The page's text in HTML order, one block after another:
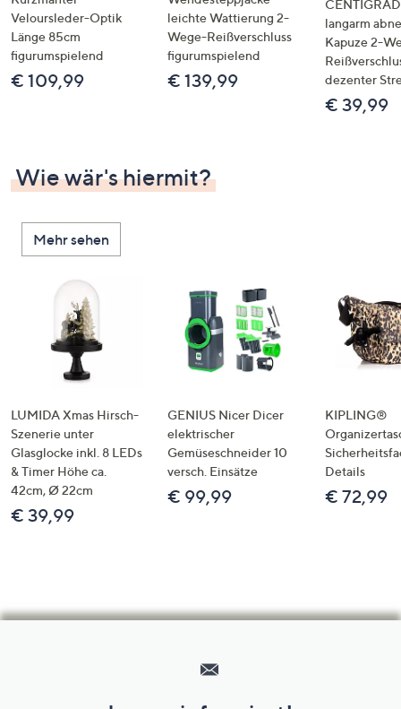
Veloursleder-Optik
Länge 85cm
figurumspielend
€ 109,99
leichte Wattierung 2-
Wege-Reißverschluss
figurumspielend
€ 139,99
langarm
Kapuze 2-
dezenter
€ 39,99
Wie wär's hiermit?
Mehr sehen
LUMIDA Xmas Hirsch-
Szenerie unter
Glasglocke inkl. 8 LEDs
& Timer Höhe ca.
42cm, Ø 22cm
€ 39,99
GENIUS Nicer Dicer
elektrischer
Gemüseschneider 10
versch. Einsätze
€ 99,99
KIPLING®
Details
€ 72,99